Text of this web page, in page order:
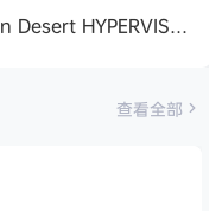
红色沙漠-虚拟机版（Crimson Desert HYPERVISOR）免安装中文版
查看全部